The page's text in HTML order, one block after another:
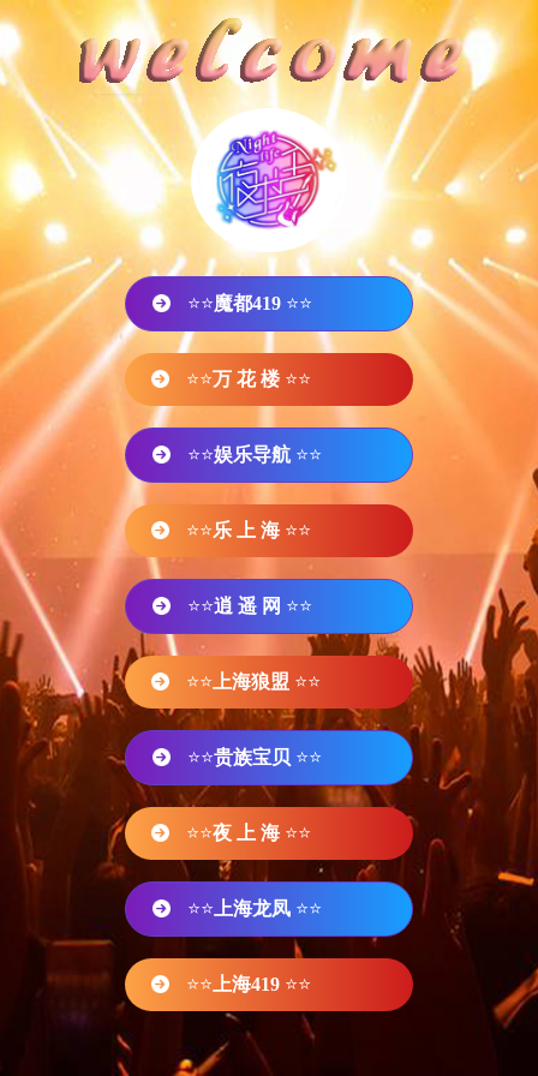
⭐⭐魔都419 ⭐⭐
⭐⭐万 花 楼 ⭐⭐
⭐⭐娱乐导航 ⭐⭐
⭐⭐乐 上 海 ⭐⭐
⭐⭐逍 遥 网 ⭐⭐
⭐⭐ 上海狼盟 ⭐⭐
⭐⭐贵族宝贝 ⭐⭐
⭐⭐夜 上 海 ⭐⭐
⭐⭐ 上海龙凤 ⭐⭐
⭐⭐ 上海419 ⭐⭐